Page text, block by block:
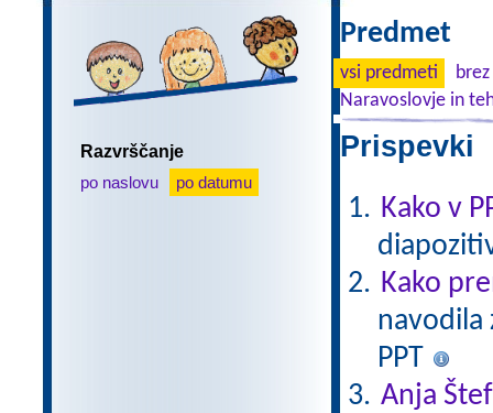
Razvrščanje
po naslovu
po datumu
Predmet
vsi predmeti
Naravoslovje in
Prispevki
Kako v
Kako
navodila
PPT
Anja